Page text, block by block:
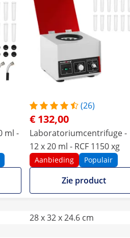
ml -
(26)
€ 132,00
Laboratoriumcentrifuge -
12 x 20 ml - RCF 1150 xg
Aanbieding Populair
Zie product
28 x 32 x 24.6 cm